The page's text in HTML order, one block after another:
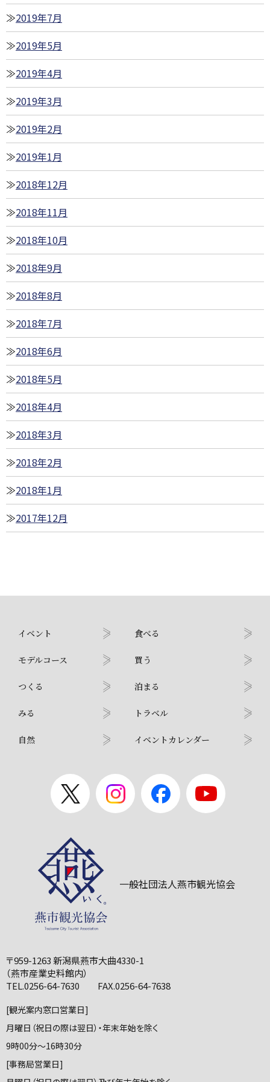
2019年7月
2019年5月
2019年4月
2019年3月
2019年2月
2019年1月
2018年12月
2018年11月
2018年10月
2018年9月
2018年8月
2018年7月
2018年6月
2018年5月
2018年4月
2018年3月
2018年2月
2018年1月
2017年12月
イベント
モデルコース
つくる
みる
自然
食べる
買う
泊まる
トラベル
イベントカレンダー
一般社団法人燕市観光協会
〒959-1263 新潟県燕市大曲4330-1
（燕市産業史料館内）
TEL.0256-64-7630 FAX.0256-64-7638
[観光案内窓口営業日]
月曜日（祝日の際は翌日）・年末年始を除く
9時00分～16時30分
[事務局営業日]